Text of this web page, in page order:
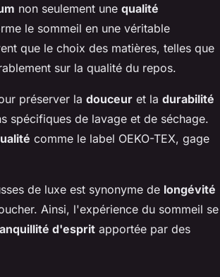
non seulement une qualité
le sommeil en une véritable
que le choix des matières, telles que
sur la qualité du repos.
préserver la douceur et la durabilité
spécifiques de lavage et de séchage.
comme le label OEKO-TEX, gage
de luxe est synonyme de longévité
Ainsi, l'expérience du sommeil se
d'esprit apportée par des